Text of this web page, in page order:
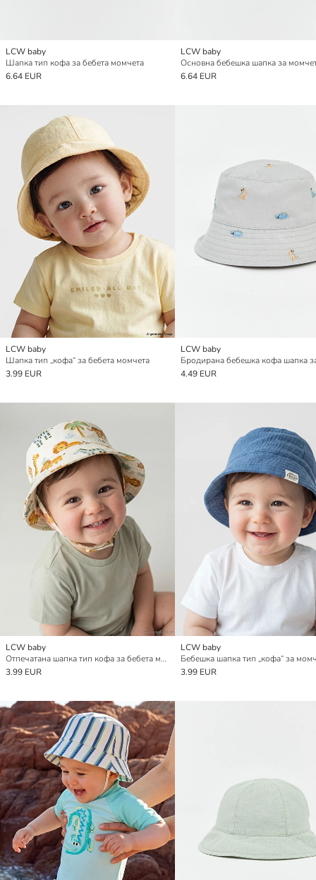
LCW baby
Шапка тип кофа за бебета момчета
6.64 EUR
LCW baby
6.64 EUR
LCW baby
Шапка тип „кофа“ за бебета момчета
3.99 EUR
LCW baby
4.49 EUR
LCW baby
Отпечатана шапка тип кофа за бебета момчета
3.99 EUR
LCW baby
Бебешка шапка тип „кофа“ за
3.99 EUR